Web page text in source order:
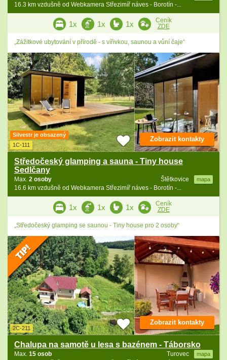
16.3 km vzdušně od Webkamera Střezimíř náves - Borotín -...
1x 1x 1x
Ceník
ZDE
„Zážitkové ubytování v přírodě - s vířivkou, saunou a vůní čaje“
Silvestr je obsazený
1C-111
Středočeský glamping a sauna - Tiny house
Sedlčany
Štětkovice mapa
Max. 2 osoby
16.6 km vzdušně od Webkamera Střezimíř náves - Borotín -...
Zobrazit kontakty
1x 1x 1x
Ceník
ZDE
„Středočeský glamping se saunou - Tiny house pro 2 osoby“
2C-211
Chalupa na samotě u lesa s bazénem - Táborsko
Turovec mapa
Max. 15 osob
Zobrazit kontakty